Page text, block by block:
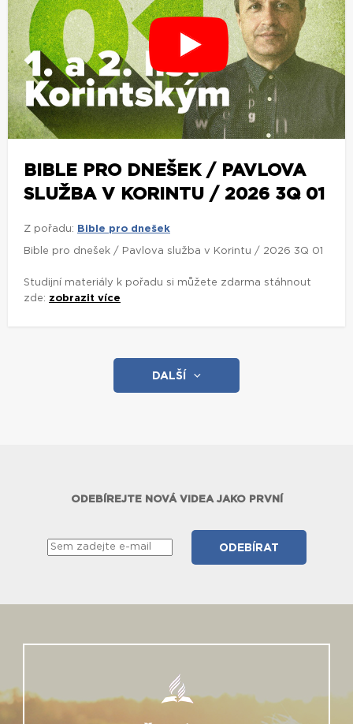
BIBLE PRO DNEŠEK / PAVLOVA
SLUŽBA V KORINTU / 2026 3Q 01
Z pořadu: Bible pro dnešek
Bible pro dnešek / Pavlova služba v Korintu / 2026 3Q 01
Studijní materiály k pořadu si můžete zdarma stáhnout
zde: zobrazit více
DALŠÍ
ODEBÍREJTE NOVÁ VIDEA JAKO PRVNÍ